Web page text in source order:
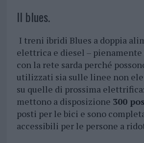
Il blues.
I treni ibridi Blues a doppia
elettrica e diesel –
con la rete sarda perché
utilizzati sia sulle linee non
su quelle di prossima
mettono a disposizione 300
posti per le bici e sono
accessibili per le persone a